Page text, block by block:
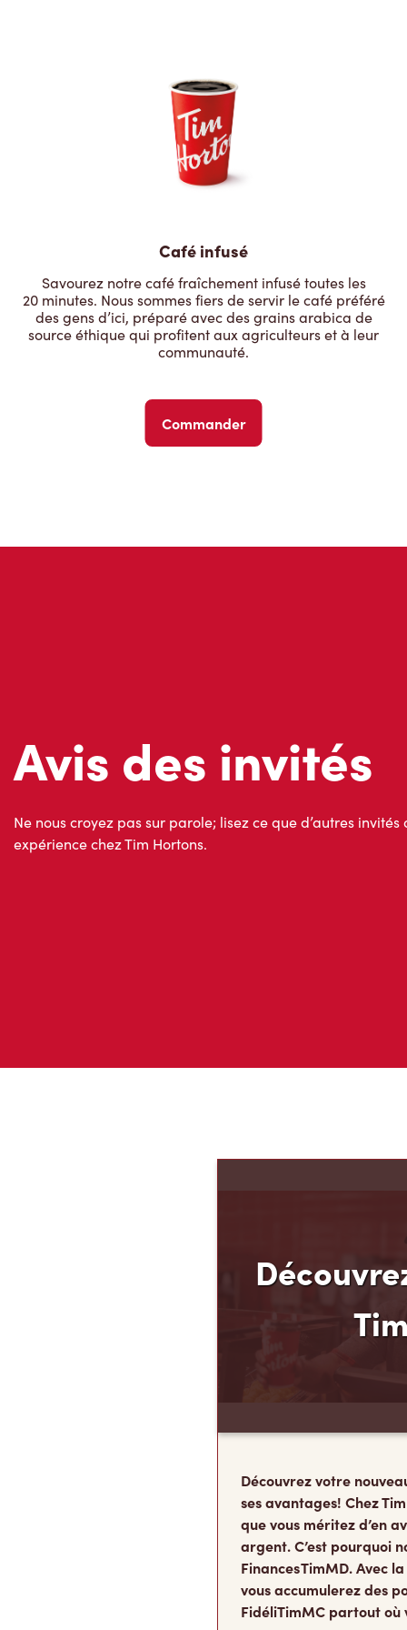
Café infusé
Savourez notre café fraîchement infusé toutes les
20 minutes. Nous sommes fiers de servir le café préféré
des gens d’ici, préparé avec des grains arabica de
source éthique qui profitent aux agriculteurs et à leur
communauté.
Commander
Avis des invités
Ne nous croyez pas sur parole; lisez ce que d’autres
expérience chez Tim Hortons.
Découvrez votre
ses avantages! Chez
que vous méritez d’en
argent. C’est pourquoi
Finances TimMD. Avec
vous accumulerez des